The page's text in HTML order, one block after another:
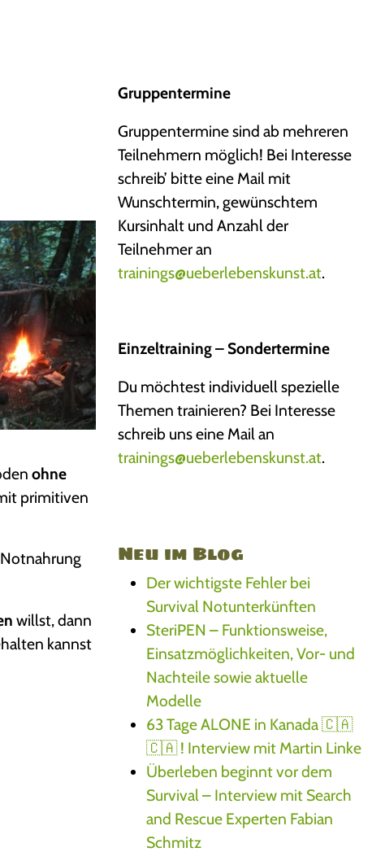
ohne
primitiven
willst, dann
kannst
Gruppentermine
Gruppentermine sind ab mehreren
Teilnehmern möglich! Bei Interesse
schreib’ bitte eine Mail mit
Wunschtermin, gewünschtem
Kursinhalt und Anzahl der
Teilnehmer an
trainings@ueberlebenskunst.at.
Einzeltraining – Sondertermine
Du möchtest individuell spezielle
Themen trainieren? Bei Interesse
schreib uns eine Mail an
trainings@ueberlebenskunst.at.
Neu im Blog
Der wichtigste Fehler bei
Survival Notunterkünften
SteriPEN – Funktionsweise,
Einsatzmöglichkeiten, Vor- und
Nachteile sowie aktuelle
Modelle
63 Tage ALONE in Kanada 🇨🇦
🇨🇦 ! Interview mit Martin Linke
Überleben beginnt vor dem
Survival – Interview mit Search
and Rescue Experten Fabian
Schmitz